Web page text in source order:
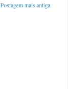
Postagem mais antiga